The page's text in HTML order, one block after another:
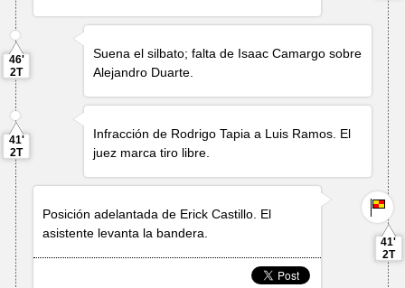
46'
2T
Suena el silbato; falta de Isaac Camargo sobre
Alejandro Duarte
41'
2T
Infracción de Rodrigo Tapia a Luis Ramos . El
juez marca tiro libre.
Posición adelantada de Erick Castillo . El
asistente levanta la bandera.
41'
2T